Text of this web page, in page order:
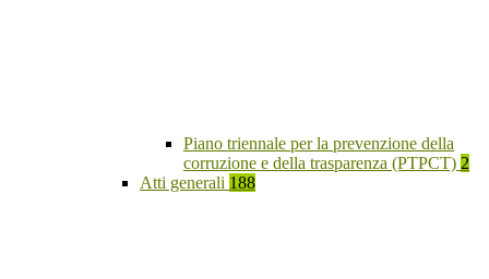
Piano triennale per la prevenzione della
corruzione e della trasparenza (PTPCT) 2
Atti generali 188